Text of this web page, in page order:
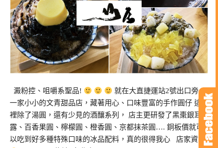
澱粉控、咀嚼系聖品!
就在大直捷運站2號出口旁，
一家小小的文青甜品店，藏著用心、口味豐富的手作圓仔 這
裡除了湯圓，還有少見的酒釀系列， 店主更研發了黑棗銀耳
露、百香果圓、檸檬圓、橙香圓、京都抹茶圓…. 銅板價就可
以吃到好多種特殊口味的冰品配料，真的很得我心 店家資訊